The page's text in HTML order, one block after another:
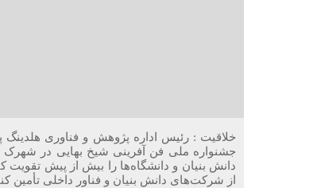
خلاقیت : رئیس اداره پژوهش و فناوری
جشنواره ملی فن آفرینی شیخ بهایی در
دانش بنیان و دانشگاه‌ها را بیش از پیش تقویت
از شرکت‌های دانش بنیان و فناور داخلی تأمین